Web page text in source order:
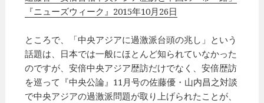
『ニューズウィーク』2015年10月26日
ところで、「中央アジアに過激派台頭の兆し」という
話題は、日本では一般にほとんど知られていなかった
のですが、安倍中央アジア歴訪だけでなく、安倍歴訪
を巡って『中央公論』11月号の佐藤優・山内昌之対談
で中央アジアの過激派問題が取り上げられたことが、